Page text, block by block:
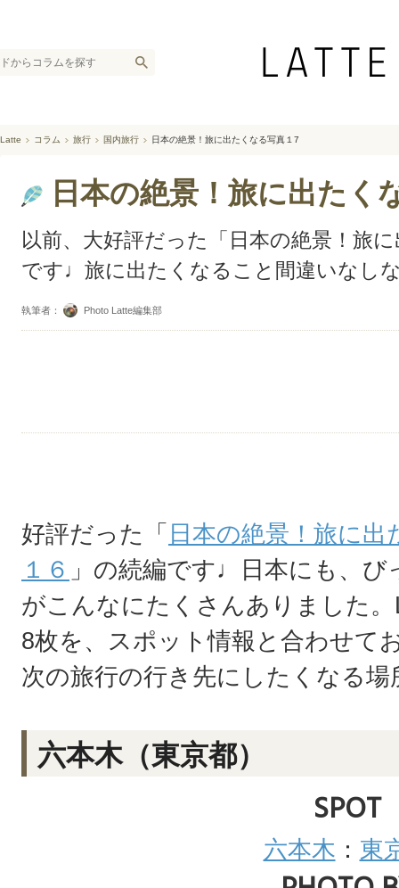
Latte コラム 旅行 国内旅行 日本の絶景！旅に出たくなる写真１7
日本の絶景！旅に出たく
以前、大好評だった「日本の絶景！旅
です♩旅に出たくなること間違いなし
執筆者： Photo Latte編集部
好評だった「 日本の絶景！旅に
１６ 」の続編です♩日本にも、
がこんなにたくさんありました
8枚を、スポット情報と合わせて
次の旅行の行き先にしたくなる
六本木（東京都）
SPOT
六本木 ： 東